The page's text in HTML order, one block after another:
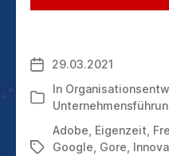
N I
Veröffentlichungsdatum
29.03.2021
Kategorien
In
Schlagwörter
Adobe Eigenzeit
Google Gore